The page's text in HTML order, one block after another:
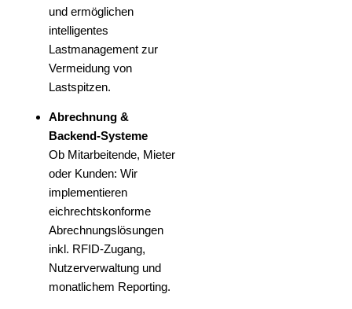
und ermöglichen
intelligentes
Lastmanagement zur
Vermeidung von
Lastspitzen.
Abrechnung &
Backend-Systeme
Ob Mitarbeitende, Mieter
oder Kunden: Wir
implementieren
eichrechtskonforme
Abrechnungslösungen
inkl. RFID-Zugang,
Nutzerverwaltung und
monatlichem Reporting.